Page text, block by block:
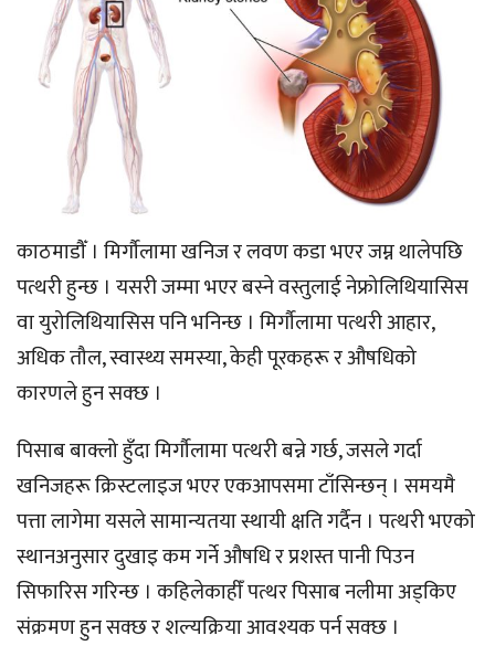
काठमाडौँ । मिर्गौलामा खनिज र लवण कडा भएर जम्न थालेपछि
पत्थरी हुन्छ । यसरी जम्मा भएर बस्ने वस्तुलाई नेफ्रोलिथियासिस
वा युरोलिथियासिस पनि भनिन्छ । मिर्गौलामा पत्थरी आहार,
अधिक तौल, स्वास्थ्य समस्या, केही पूरकहरू र औषधिको
कारणले हुन सक्छ ।
पिसाब बाक्लो हुँदा मिर्गौलामा पत्थरी बन्ने गर्छ, जसले गर्दा
खनिजहरू क्रिस्टलाइज भएर एकआपसमा टाँसिन्छन् । समयमै
पत्ता लागेमा यसले सामान्यतया स्थायी क्षति गर्दैन । पत्थरी भएको
स्थानअनुसार दुखाइ कम गर्ने औषधि र प्रशस्त पानी पिउन
सिफारिस गरिन्छ । कहिलेकाहीँ पत्थर पिसाब नलीमा अड्किए
संक्रमण हुन सक्छ र शल्यक्रिया आवश्यक पर्न सक्छ ।